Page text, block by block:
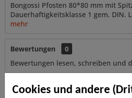
Cookies und andere
Bongossi Pfosten 80*80 mm mit
Dauerhaftigkeitsklasse 1 gem. DIN.
mehr
Bewertungen
0
Bewertungen lesen, schreiben und
Kunden haben sich ebenfalls